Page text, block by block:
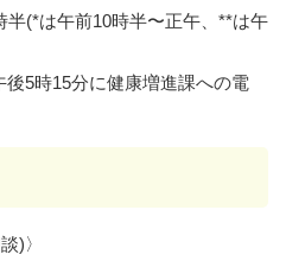
(*は午前10時半〜正午、**は午
5時15分に健康増進課への電
)〉